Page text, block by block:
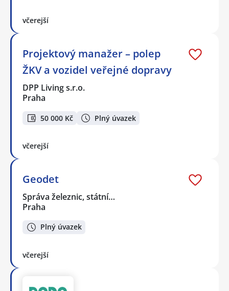
včerejší
Projektový manažer – polep
ŽKV a vozidel veřejné dopravy
DPP Living s.r.o.
Praha
50 000 Kč Plný úvazek
včerejší
Geodet
Správa železnic, státní…
Praha
Plný úvazek
včerejší